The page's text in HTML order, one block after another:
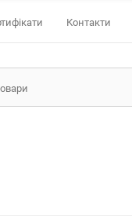
Контакти